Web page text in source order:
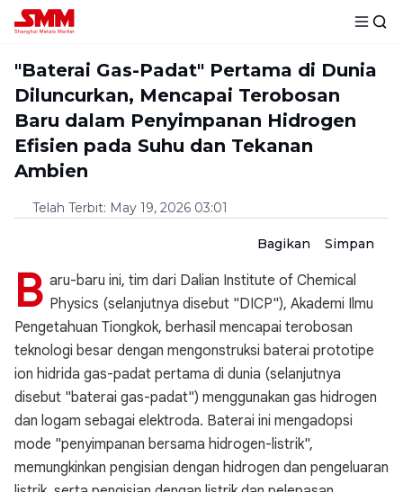
"Baterai Gas-Padat" Pertama di Dunia
Diluncurkan, Mencapai Terobosan
Baru dalam Penyimpanan Hidrogen
Efisien pada Suhu dan Tekanan
Ambien
Telah Terbit: May 19, 2026 03:01
Bagikan Simpan
B aru-baru ini, tim dari Dalian Institute of Chemical
Physics (selanjutnya disebut "DICP"), Akademi Ilmu
Pengetahuan Tiongkok, berhasil mencapai terobosan
teknologi besar dengan mengonstruksi baterai prototipe
ion hidrida gas-padat pertama di dunia (selanjutnya
disebut "baterai gas-padat") menggunakan gas hidrogen
dan logam sebagai elektroda. Baterai ini mengadopsi
mode "penyimpanan bersama hidrogen-listrik",
memungkinkan pengisian dengan hidrogen dan pengeluaran